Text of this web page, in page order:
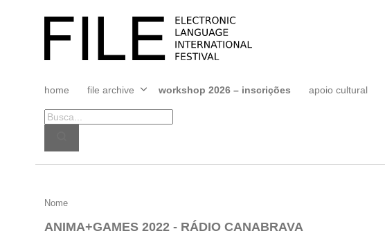
FILE
FESTIVAL
home file archive
Abrir
menu
workshop 2026 – inscrições apoio cultural
ANIMA+GAMES
2022
Nome
ANIMA+GAMES 2022 - RÁDIO CANABRAVA